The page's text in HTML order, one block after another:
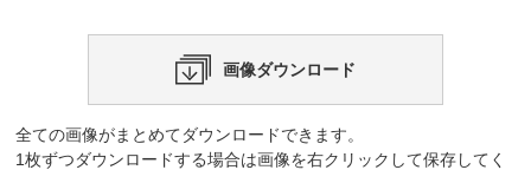
画像ダウンロード
全ての画像がまとめてダウンロードできます。
1枚ずつダウンロードする場合は画像を右クリックして保存してく